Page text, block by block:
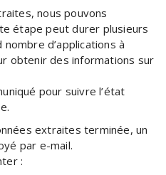
nous pouvons
étape peut durer plusieurs
d’applications à
obtenir des informations sur
pour suivre l’état
extraites terminée, un
par e-mail.
: